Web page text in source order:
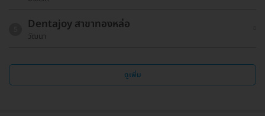
Dentajoy สาขาทองหล่อ
วัฒนา
ดูเพิ่ม